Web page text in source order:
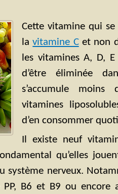
Cette vitamine qui se
lavitamine Cet non
les vitamines A, D,
d’être éliminée
s’accumule
vitamines
d’en consommer
Il existe neuf
qu’elles
système nerveux.
PP, B6 et B9 ou encore